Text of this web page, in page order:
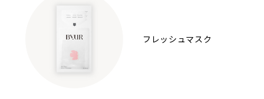
フレッシュマスク